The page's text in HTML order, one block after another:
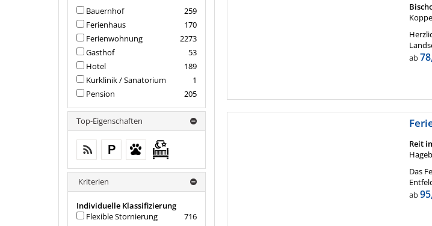
ab
Reit
Das
ab
259
Bauernhof
170
Ferienhaus
2273
Ferienwohnung
53
Gasthof
189
Hotel
1
Kurklinik / Sanatorium
205
Pension
Top-Eigenschaften
kostenloses W-LAN (in der gesamten
Unterkunft)
kostenloser Parkplatz
Haustiere erlaubt
Kostenfreies
Babybett von
0-2 Jahren
Kriterien
Individuelle Klassifizierung
716
Flexible Stornierung